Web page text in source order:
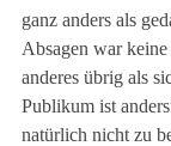
ganz anders als
Absagen war
anderes übrig als
Publikum ist
natürlich nicht zu